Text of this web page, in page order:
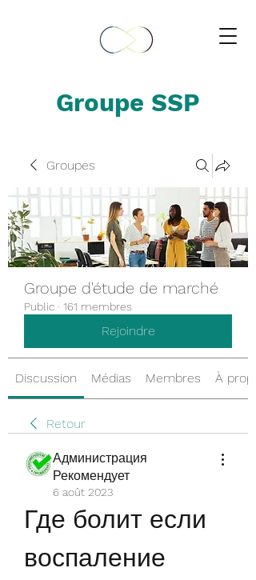
Groupe SSP
Groupes
Groupe d'étude de marché
Public · 161 membres
Rejoindre
Discussion Médias Membres À
Retour
Администрация
Рекомендует
6 août 2023
Где болит если
воспаление